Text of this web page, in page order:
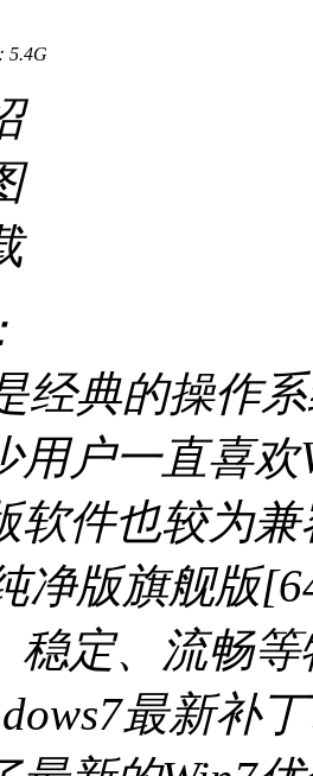
5.4G
经典的操作
用户一直喜
软件也较为
净版旗舰版
稳定、流畅
最新补